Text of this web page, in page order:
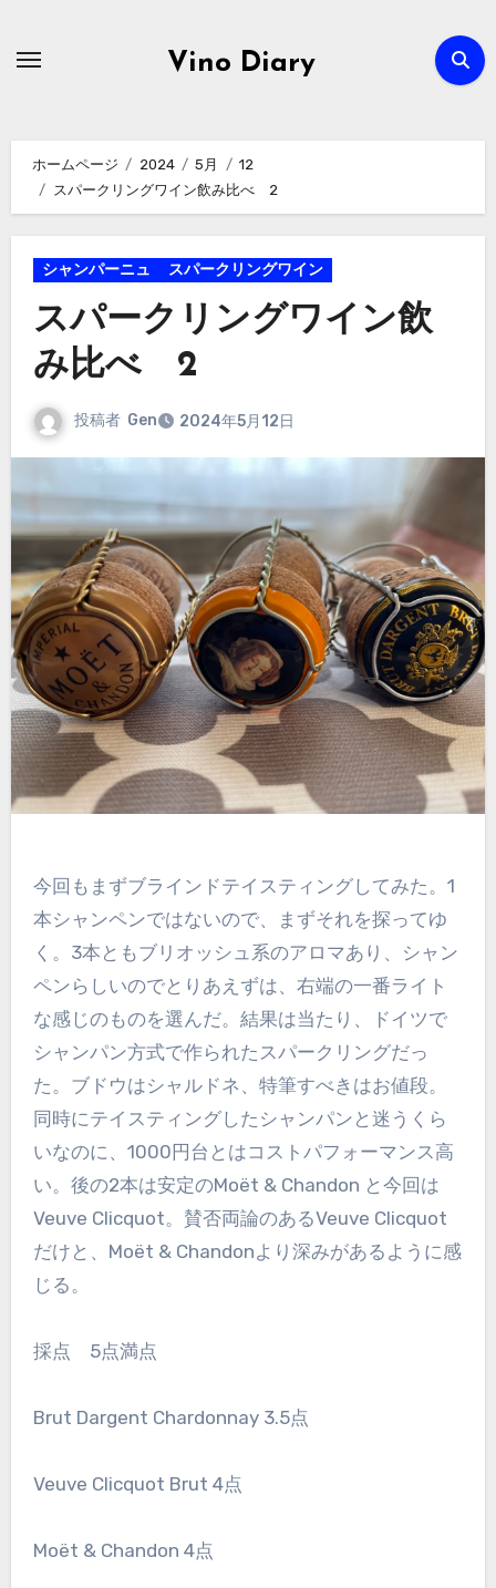
Vino Diary
ホームページ 2024 5月
12
スパークリングワイン飲み比べ 2
シャンパーニュ スパークリングワイン
スパークリングワイン飲
み比べ 2
投稿者 Gen 2024年5月12日
今回もまずブラインドテイスティングしてみた。1
本シャンペンではないので、まずそれを探ってゆ
く。3本ともブリオッシュ系のアロマあり、シャン
ペンらしいのでとりあえずは、右端の一番ライト
な感じのものを選んだ。結果は当たり、ドイツで
シャンパン方式で作られたスパークリングだっ
た。ブドウはシャルドネ、特筆すべきはお値段。
同時にテイスティングしたシャンパンと迷うくら
いなのに、1000円台とはコストパフォーマンス高
い。後の2本は安定のMoët & Chandon と今回は
Veuve Clicquot。賛否両論のあるVeuve Clicquot
だけと、Moët & Chandonより深みがあるように感
じる。
採点 5点満点
Brut Dargent Chardonnay 3.5点
Veuve Clicquot Brut 4点
Moët & Chandon 4点